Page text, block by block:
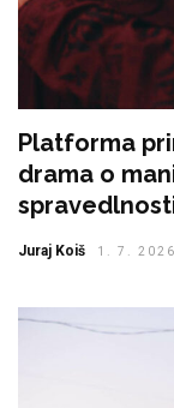
Platforma
drama o
Juraj Koiš 1. 7. 2026